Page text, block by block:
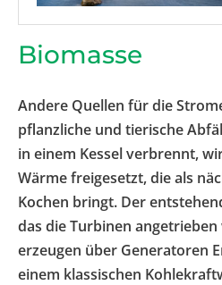
Biomasse
Andere Quellen für die
pflanzliche und tierische
in einem Kessel verbrennt,
Wärme freigesetzt, die als
Kochen bringt. Der
das die Turbinen angetrieben
erzeugen über Generatoren
einem klassischen